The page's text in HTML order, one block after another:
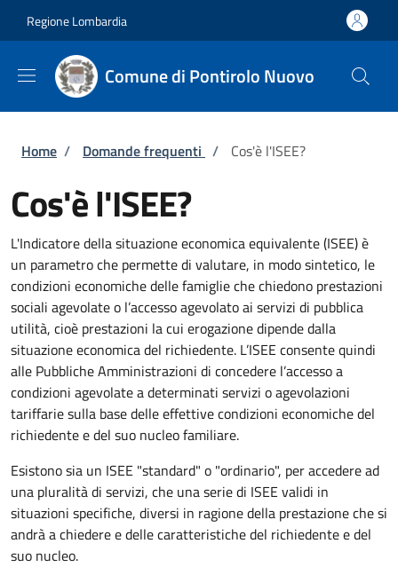
Regione Lombardia
Comune di Pontirolo Nuovo
Briciole di pane
Home / Domande frequenti / Cos'è l'ISEE?
Cos'è l'ISEE?
L'Indicatore della situazione economica equivalente (ISEE) è
un parametro che permette di valutare, in modo sintetico, le
condizioni economiche delle famiglie che chiedono prestazioni
sociali agevolate o l’accesso agevolato ai servizi di pubblica
utilità, cioè prestazioni la cui erogazione dipende dalla
situazione economica del richiedente. L’ISEE consente quindi
alle Pubbliche Amministrazioni di concedere l’accesso a
condizioni agevolate a determinati servizi o agevolazioni
tariffarie sulla base delle effettive condizioni economiche del
richiedente e del suo nucleo familiare.
Esistono sia un ISEE "standard" o "ordinario", per accedere ad
una pluralità di servizi, che una serie di ISEE validi in
situazioni specifiche, diversi in ragione della prestazione che si
andrà a chiedere e delle caratteristiche del richiedente e del
suo nucleo.